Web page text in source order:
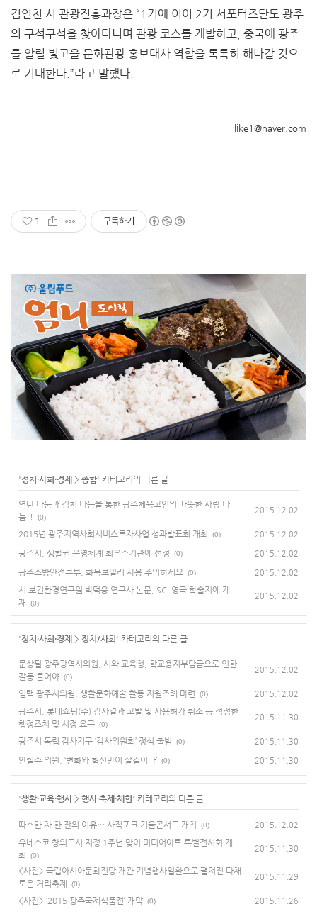
김인천 시 관광진흥과장은 “1기에 이어 2기 서포터즈단도 광주
의 구석구석을 찾아다니며 관광 코스를 개발하고, 중국에 광주
를 알릴 빛고을 문화관광 홍보대사 역할을 톡톡히 해나갈 것으
로 기대한다.”라고 말했다.
like1@naver.com
1 구독하기
'정치·사회·경제 > 종합' 카테고리의 다른 글
연탄 나눔과 김치 나눔을 통한 광주체육고인의 따뜻한 사랑 나
눔!!
(0)
2015.12.02
2015년 광주지역사회서비스투자사업 성과발표회 개최 (0) 2015.12.02
광주시, 생활권 운영체계 최우수기관에 선정 (0) 2015.12.02
광주소방안전본부, 화목보일러 사용 주의하세요 (0) 2015.12.02
시 보건환경연구원 박덕웅 연구사 논문, SCI 영국 학술지에 게
재
(0)
2015.12.02
'정치·사회·경제 > 정치/사회' 카테고리의 다른 글
문상필 광주광역시의원, 시와 교육청, 학교용지부담금으로 인한
갈등 풀어야 (0)
2015.12.02
임택 광주시의원, 생활문화예술 활동 지원조례 마련 (0) 2015.12.02
광주시, 롯데쇼핑(주) 감사결과 고발 및 사용허가 취소 등 적정한
행정조치 및 시정 요구 (0)
2015.11.30
광주시 독립 감사기구 ‘감사위원회’ 정식 출범 (0) 2015.11.30
안철수 의원, ‘변화와 혁신만이 살길이다’ (0) 2015.11.30
'생활·교육·행사> 행사·축제·체험' 카테고리의 다른 글
따스한 차 한 잔의 여유… 사직포크 겨울콘서트 개최 (0) 2015.12.02
유네스코 창의도시 지정 1주년 맞이 미디어아트 특별전시회 개
최
(0)
2015.11.30
<사진> 국립아시아문화전당 개관 기념행사일환으로 펼쳐진 다채
로운 거리축제
(0)
2015.11.29
<사진> ‘2015 광주국제식품전’ 개막 (0) 2015.11.26